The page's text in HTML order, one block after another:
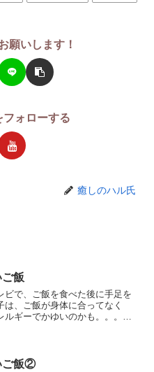
願いします！
ォローする
癒しのハル氏
飯
ビで、ご飯を食べた後に手足を
は、ご飯が身体に合ってなく
ルギーでかゆいのかも。。。と
ほど。 そこ...
ご飯②